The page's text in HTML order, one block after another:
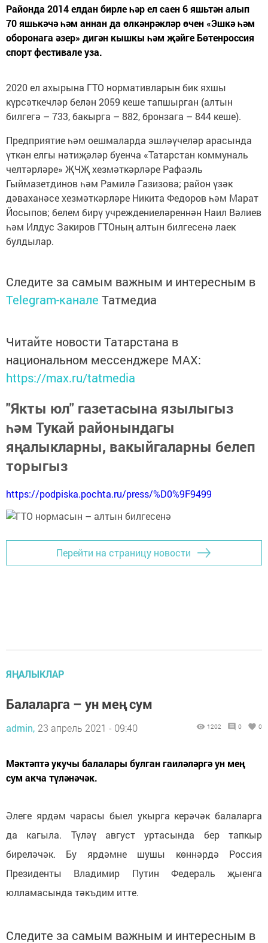
Районда 2014 елдан бирле һәр ел саен 6 яшьтән алып
70 яшькәчә һәм аннан да өлкәнрәкләр өчен «Эшкә һәм
оборонага әзер» дигән кышкы һәм җәйге Бөтенроссия
спорт фестивале уза.
2020 ел ахырына ГТО нормативларын бик яхшы
күрсәткечләр белән 2059 кеше тапшырган (алтын
билгегә – 733, бакырга – 882, бронзага – 844 кеше).
Предприятие һәм оешмаларда эшләүчеләр арасында
үткән елгы нәтиҗәләр буенча «Татарстан коммуналь
челтәрләре» ҖЧҖ хезмәткәрләре Рафаэль
Гыймазетдинов һәм Рамилә Газизова; район үзәк
дәваханәсе хезмәткәрләре Никита Федоров һәм Марат
Йосыпов; белем бирү учреждениеләреннән Наил Вәлиев
һәм Илдус Закиров ГТОның алтын билгесенә лаек
булдылар.
Следите за самым важным и интересным в
Telegram-канале Татмедиа
Читайте новости Татарстана в
национальном мессенджере MАХ:
https://max.ru/tatmedia
"Якты юл" газетасына язылыгыз
һәм Тукай районындагы
яңалыкларны, вакыйгаларны белеп
торыгыз
https://podpiska.pochta.ru/press/%D0%9F9499
Перейти на страницу новости
ЯҢАЛЫКЛАР
Балаларга – ун мең сум
admin, 23 апрель 2021 - 09:40 1202 0 0
Мәктәптә укучы балалары булган гаиләләргә ун мең
сум акча түләнәчәк.
Әлеге ярдәм чарасы быел укырга керәчәк балаларга
да кагыла. Түләү август уртасында бер тапкыр
биреләчәк. Бу ярдәмне шушы көннәрдә Россия
Президенты Владимир Путин Федераль җыенга
юлламасында тәкъдим итте.
Следите за самым важным и интересным в